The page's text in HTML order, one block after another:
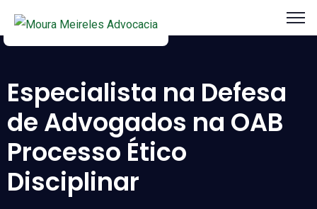
Especialista na Defesa
de Advogados na OAB
Processo Ético
Disciplinar